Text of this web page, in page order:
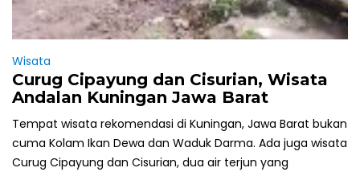
Wisata
Curug Cipayung dan Cisurian, Wisata
Andalan Kuningan Jawa Barat
Tempat wisata rekomendasi di Kuningan, Jawa Barat bukan
cuma Kolam Ikan Dewa dan Waduk Darma. Ada juga wisata
Curug Cipayung dan Cisurian, dua air terjun yang